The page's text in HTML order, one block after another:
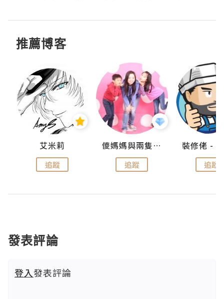
推薦博客
艾米莉
追蹤
儍媽媽與兩隻小魔怪之家
追蹤 追蹤
發表評論
登入發表評論